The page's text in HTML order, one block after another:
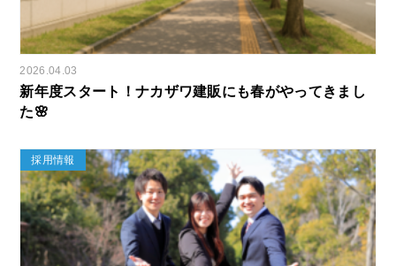
2026.04.03
新年度スタート！ナカザワ建販にも春がやってきまし
た🌸
採用情報